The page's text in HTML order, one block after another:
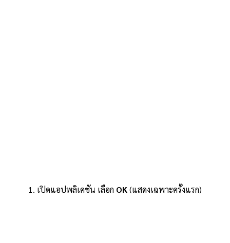
1. เปิดแอปพลิเคชัน เลือก OK(แสดงเฉพาะครั้งแรก)